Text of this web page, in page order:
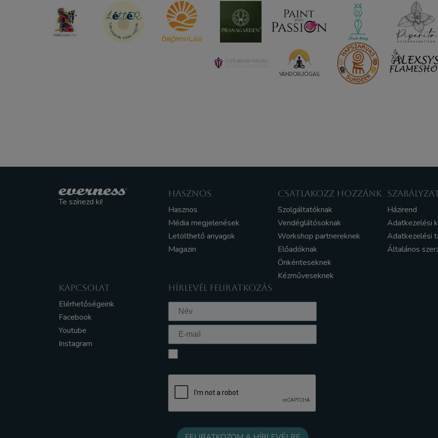
Te színezd ki!
HASZNOS
Hasznos
Média megjelenések
Letölthető anyagok
Magazin
CSATLAKOZZ HOZZÁNK
Szolgáltatóknak
Vendéglátósoknak
Workshop partnereknek
Előadóknak
Önkénteseknek
Kézműveseknek
Házirend
Adatkezelési
Adatkezelési
Általános
KAPCSOLAT
Elérhetőségeink
Facebook
Youtube
Instagram
HÍRLEVÉL FELIRATKOZÁS